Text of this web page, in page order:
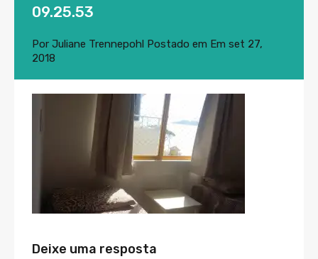
09.25.53
Por Juliane Trennepohl Postado em Em set 27,
2018
Deixe uma resposta